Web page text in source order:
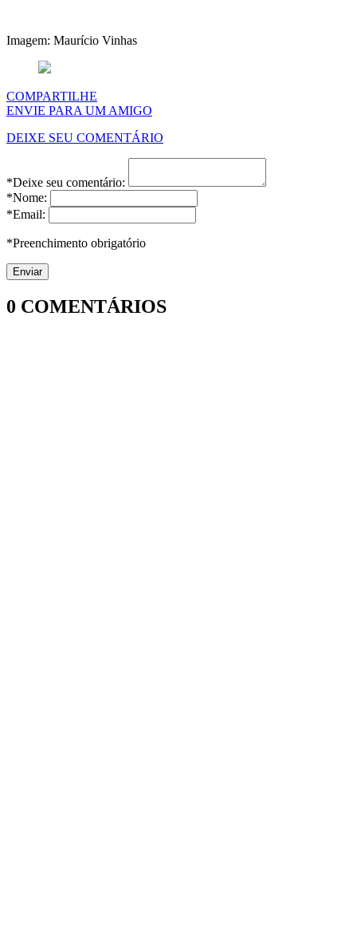
Imagem: Maurício Vinhas
COMPARTILHE
ENVIE PARA UM AMIGO
DEIXE SEU COMENTÁRIO
*Deixe seu comentário:
*Nome:
*Email:
*Preenchimento obrigatório
0 COMENTÁRIOS